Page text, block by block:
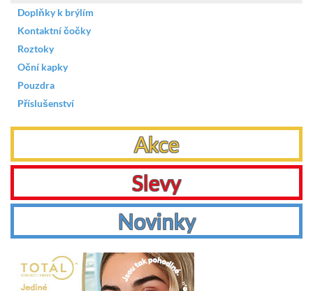
Doplňky k brýlím
Kontaktní čočky
Roztoky
Oční kapky
Pouzdra
Příslušenství
Akce
Slevy
Novinky